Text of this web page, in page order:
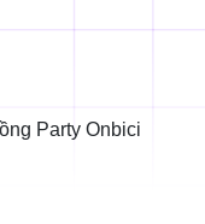
Party Onbici